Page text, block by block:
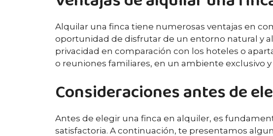
Alquilar una finca tiene numerosas ventajas en
oportunidad de disfrutar de un entorno natural y
privacidad en comparación con los hoteles o
o reuniones familiares, en un ambiente exclusivo
Consideraciones antes de
Antes de elegir una finca en alquiler, es
satisfactoria. A continuación, te presentamos